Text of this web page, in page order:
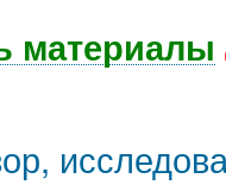
материалы